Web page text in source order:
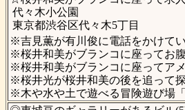
代々木小公園
東京都渋谷区代々木5丁目
※吉見薫が有川俊に電話をかけて
※桜井和美がブランコに座ってお
※桜井和美がブランコに座ってア
※桜井光が桜井和美の後を追って
※木や水や土で遊べる冒険遊び場